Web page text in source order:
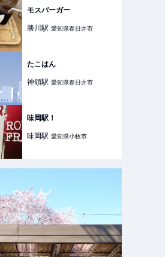
ネル
モスバーガー
勝川駅 愛知県春日井市
たこはん
神領駅 愛知県春日井市
味岡駅！
味岡駅 愛知県小牧市